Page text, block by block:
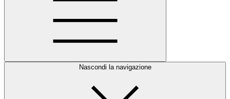
Nascondi la navigazione